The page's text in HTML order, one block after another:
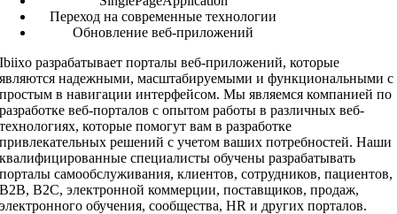
Переход на современные технологии
Обновление веб-приложений
Ibiixo разрабатывает порталы веб-приложений, которые
являются надежными, масштабируемыми и функциональными с
простым в навигации интерфейсом. Мы являемся компанией по
разработке веб-порталов с опытом работы в различных веб-
технологиях, которые помогут вам в разработке
привлекательных решений с учетом ваших потребностей. Наши
квалифицированные специалисты обучены разрабатывать
порталы самообслуживания, клиентов, сотрудников, пациентов,
B2B, B2C, электронной коммерции, поставщиков, продаж,
электронного обучения, сообщества, HR и других порталов.